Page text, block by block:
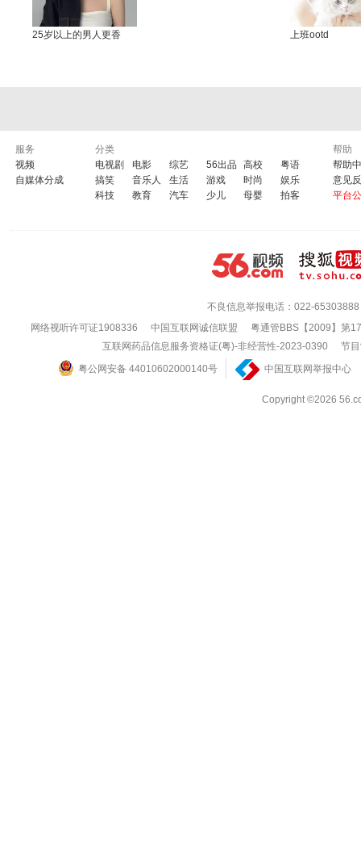
25岁以上的男人更香 上班ootd
服务
视频
自媒体分成
分类
电视剧
电影 综艺 56出品 高校
粤语
搞笑
音乐人 生活 游戏 时尚
娱乐
科技
教育 汽车 少儿 母婴 拍客
帮助
帮助
意见
平台
不良信息举报电话：022-65303888
网络视听许可证1908336
中国互联网诚信联盟
粤通管BBS【2009】第
互联网药品信息服务资格证(粤)-非经营性-2023-0390
节
粤公网安备 44010602000140号
中国互联网举报中心
Copyright ©2026